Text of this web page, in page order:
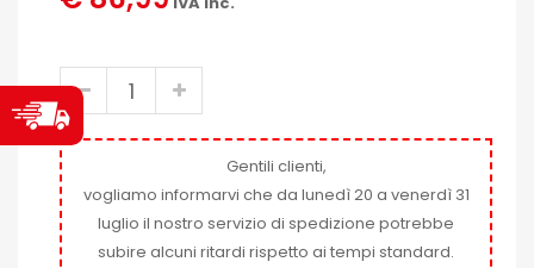
Gentili clienti,
vogliamo informarvi che da lunedì 20 a venerdì 31
luglio il nostro servizio di spedizione potrebbe
subire alcuni ritardi rispetto ai tempi standard.